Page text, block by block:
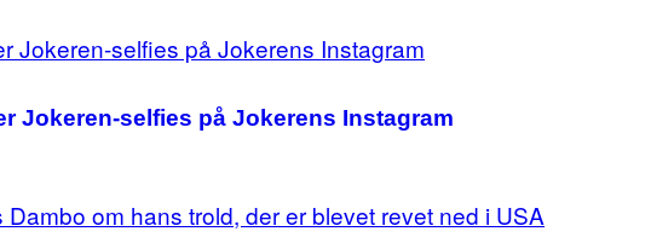
Jokeren-selfies på Jokerens Instagram